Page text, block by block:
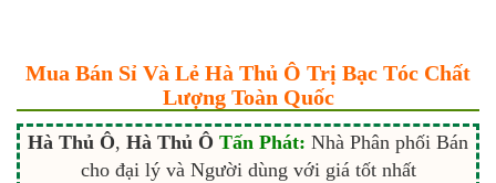
Mua Bán Sỉ Và Lẻ Hà Thủ Ô Trị Bạc Tóc Chất
Lượng Toàn Quốc
Hà Thủ Ô, Hà Thủ Ô Tấn Phát: Nhà Phân phối Bán
cho đại lý và Người dùng với giá tốt nhất